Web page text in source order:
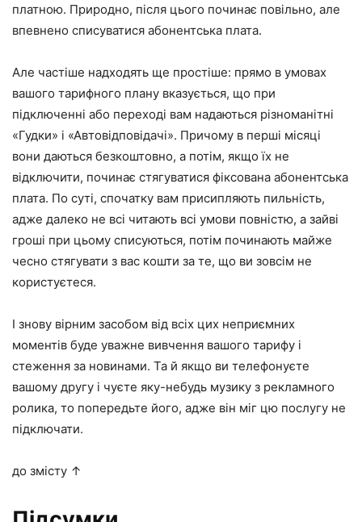
платною. Природно, після цього починає повільно, але
впевнено списуватися абонентська плата.
Але частіше надходять ще простіше: прямо в умовах
вашого тарифного плану вказується, що при
підключенні або переході вам надаються різноманітні
«Гудки» і «Автовідповідачі». Причому в перші місяці
вони даються безкоштовно, а потім, якщо їх не
відключити, починає стягуватися фіксована абонентська
плата. По суті, спочатку вам присипляють пильність,
адже далеко не всі читають всі умови повністю, а зайві
гроші при цьому списуються, потім починають майже
чесно стягувати з вас кошти за те, що ви зовсім не
користуєтеся.
І знову вірним засобом від всіх цих неприємних
моментів буде уважне вивчення вашого тарифу і
стеження за новинами. Та й якщо ви телефонуєте
вашому другу і чуєте яку-небудь музику з рекламного
ролика, то попередьте його, адже він міг цю послугу не
підключати.
до змісту ↑